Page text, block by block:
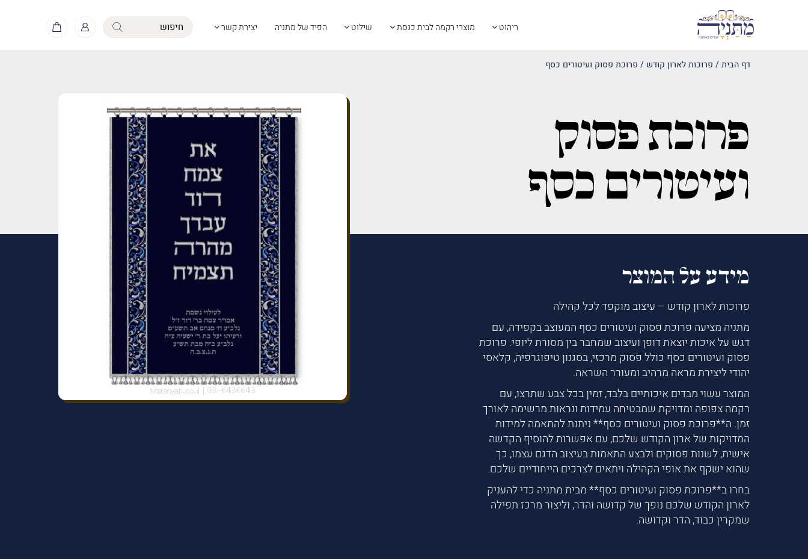
ריהוט מוצרי רקמה לבית כנסת שילוט הפיד של מתניה יצירת קשר
דף הבית/ פרוכות לארון קודש / פרוכת פסוק ועיטורים כסף
פרוכת פסוק
ועיטורים כסף
מידע על המוצר
פרוכות לארון קודש – עיצוב מוקפד לכל קהילה
מתניה מציעה פרוכת פסוק ועיטורים כסף המעוצב בקפידה, עם
דגש על איכות יוצאת דופן ועיצוב שמחבר בין מסורת ליופי. פרוכת
פסוק ועיטורים כסף כולל פסוק מרכזי, בסגנון טיפוגרפיה, קלאסי
יהודי ליצירת מראה מרהיב ומעורר השראה.
המוצר עשוי מבדים איכותיים בלבד, זמין בכל צבע שתרצו, עם
רקמה צפופה ומדויקת שמבטיחה עמידות ונראות מרשימה לאורך
זמן. ה**פרוכת פסוק ועיטורים כסף** ניתנת להתאמה למידות
המדויקות של ארון הקודש שלכם, עם אפשרות להוסיף הקדשה
אישית, לשנות פסוקים ולבצע התאמות בעיצוב הדגם עצמו, כך
שהוא ישקף את אופי הקהילה ויתאים לצרכים הייחודיים שלכם.
בחרו ב**פרוכת פסוק ועיטורים כסף** מבית מתניה כדי להעניק
לארון הקודש שלכם נופך של קדושה והדר, וליצור מרכז תפילה
שמקרין כבוד, הדר וקדושה.